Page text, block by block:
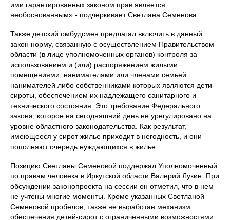
ими гарантированных законом прав является
необоснованным» - подчеркивает Светлана Семенова.
Также детский омбудсмен предлагал включить в данный
закон норму, связанную с осуществлением Правительством
области (в лице уполномоченных органов) контроля за
использованием и (или) распоряжением жилыми
помещениями, нанимателями или членами семьей
нанимателей либо собственниками которых являются дети-
сироты, обеспечением их надлежащего санитарного и
технического состояния. Это требование Федерального
закона, которое на сегодняшний день не урегулировано на
уровне областного законодательства. Как результат,
имеющееся у сирот жилье приходит в негодность, и они
пополняют очередь нуждающихся в жилье.
Позицию Светланы Семеновой поддержал Уполномоченный
по правам человека в Иркутской области Валерий Лукин. При
обсуждении законопроекта на сессии он отметил, что в нем
не учтены многие моменты. Кроме указанных Светланой
Семеновой пробелов, также не выработан механизм
обеспечения детей-сирот с ограниченными возможностями